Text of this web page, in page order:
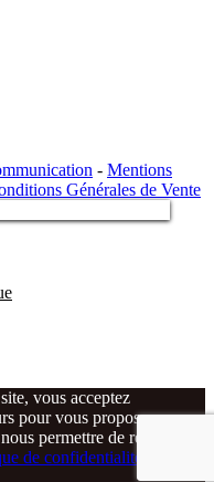
- Mentions
Générales de Vente
vous acceptez
pour vous proposer une
permettre de réaliser
de confidentialité